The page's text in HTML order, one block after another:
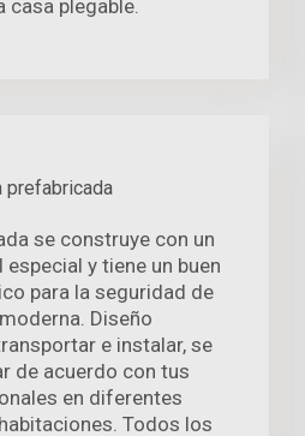
casa plegable.
prefabricada
se construye con un
y tiene un buen
para la seguridad de
Diseño
e instalar, se
de acuerdo con tus
en diferentes
Todos los